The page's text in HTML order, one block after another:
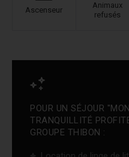
Ascenseur
Animaux
refusés
POUR UN SÉJOUR
TRANQUILLITÉ
GROUPE THIBON :